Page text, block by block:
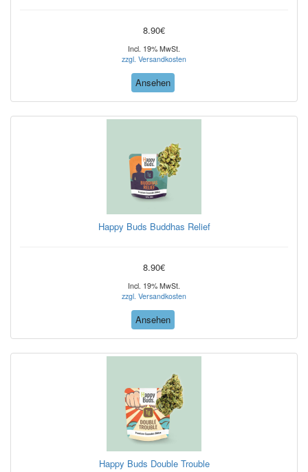
8.90€
Incl. 19% MwSt.
zzgl. Versandkosten
Ansehen
Happy Buds Buddhas Relief
8.90€
Incl. 19% MwSt.
zzgl. Versandkosten
Ansehen
Happy Buds Double Trouble